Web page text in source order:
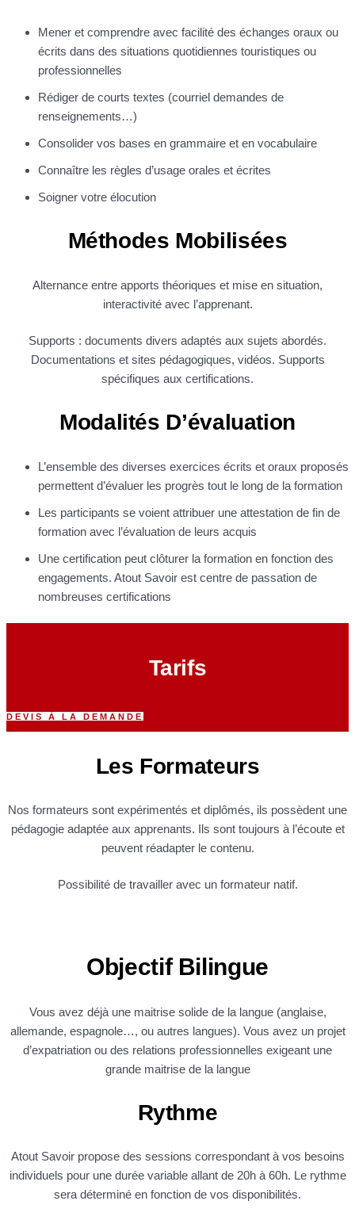
Mener et comprendre avec facilité des échanges oraux ou
écrits dans des situations quotidiennes touristiques ou
professionnelles
Rédiger de courts textes (courriel demandes de
renseignements…)
Consolider vos bases en grammaire et en vocabulaire
Connaître les règles d’usage orales et écrites
Soigner votre élocution
Méthodes Mobilisées
Alternance entre apports théoriques et mise en situation,
interactivité avec l’apprenant.
Supports : documents divers adaptés aux sujets abordés.
Documentations et sites pédagogiques, vidéos. Supports
spécifiques aux certifications.
Modalités D’évaluation
L’ensemble des diverses exercices écrits et oraux proposés
permettent d’évaluer les progrès tout le long de la formation
Les participants se voient attribuer une attestation de fin de
formation avec l’évaluation de leurs acquis
Une certification peut clôturer la formation en fonction des
engagements. Atout Savoir est centre de passation de
nombreuses certifications
Tarifs
DEVIS À LA DEMANDE
Les Formateurs
Nos formateurs sont expérimentés et diplômés, ils possèdent une
pédagogie adaptée aux apprenants. Ils sont toujours à l’écoute et
peuvent réadapter le contenu.
Possibilité de travailler avec un formateur natif.
Objectif Bilingue
Vous avez déjà une maitrise solide de la langue (anglaise,
allemande, espagnole…, ou autres langues). Vous avez un projet
d’expatriation ou des relations professionnelles exigeant une
grande maitrise de la langue
Rythme
Atout Savoir propose des sessions correspondant à vos besoins
individuels pour une durée variable allant de 20h à 60h. Le rythme
sera déterminé en fonction de vos disponibilités.